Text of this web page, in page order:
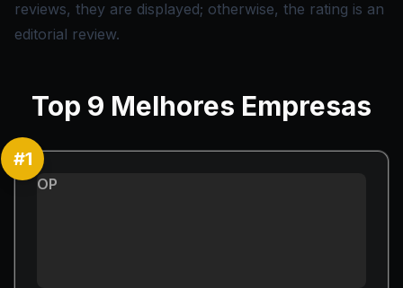
reviews, they are displayed; otherwise, the rating is an
editorial review.
Top 9 Melhores Empresas
#1
OP